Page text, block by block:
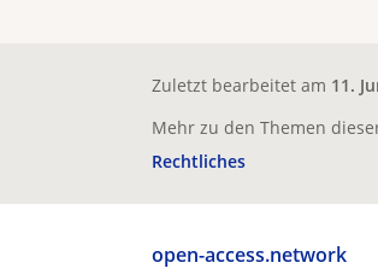
Zuletzt bearbeitet am 11.
Mehr zu den Themen
Rechtliches
open-access.network